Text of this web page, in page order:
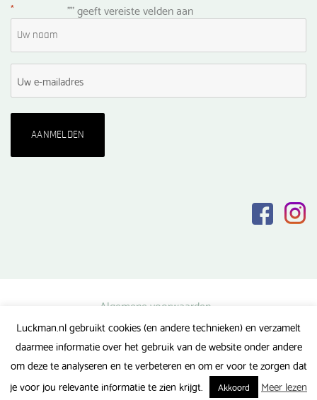
"
* " geeft vereiste velden aan
Algemene voorwaarden
Privacy verklaring
Veel gestelde vragen
Luckman.nl gebruikt cookies (en andere technieken) en verzamelt
daarmee informatie over het gebruik van de website onder andere
om deze te analyseren en te verbeteren en om er voor te zorgen dat
je voor jou relevante informatie te zien krijgt.
Akkoord Meer lezen